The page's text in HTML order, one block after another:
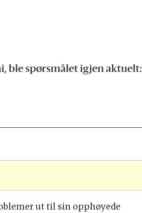
ble spørsmålet igjen aktuelt:
ut til sin opphøyede